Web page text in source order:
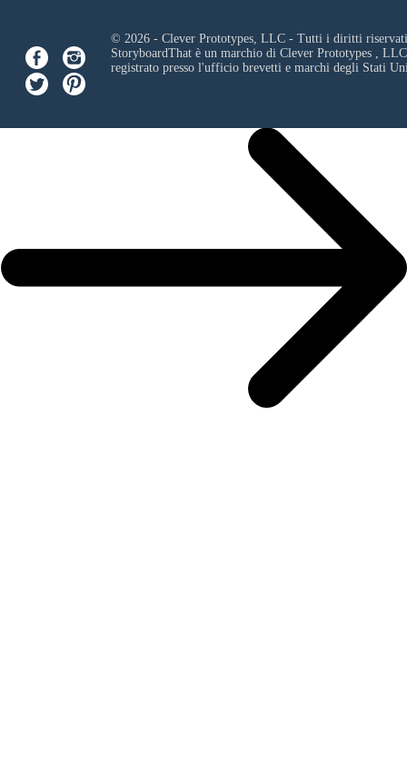
© 2026 - Clever Prototypes, LLC - Tutti i diritti
StoryboardThat è un marchio di Clever Prototypes , LLC
registrato presso l'ufficio brevetti e marchi degli Stati